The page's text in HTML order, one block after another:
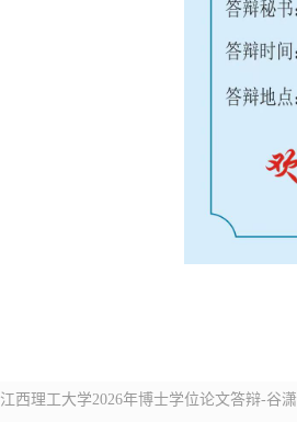
江西理工大学2026年博士学位论文答辩-谷潇